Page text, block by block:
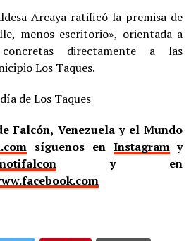
Arcaya ratificó la premisa de
menos escritorio», orientada a
directamente a las
Los Taques.
de Los Taques
Falcón, Venezuela y el Mundo
síguenos en Instagramy
y en